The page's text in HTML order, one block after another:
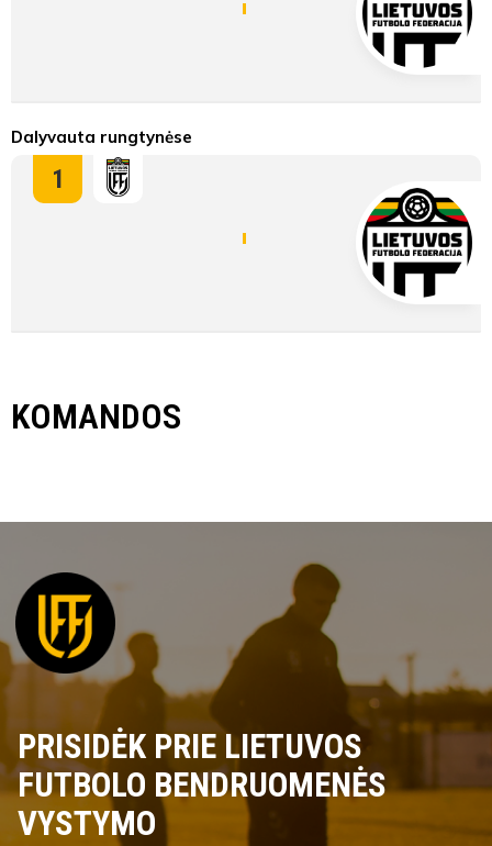
Dalyvauta rungtynėse
1
KOMANDOS
PRISIDĖK PRIE LIETUVOS
FUTBOLO BENDRUOMENĖS
VYSTYMO